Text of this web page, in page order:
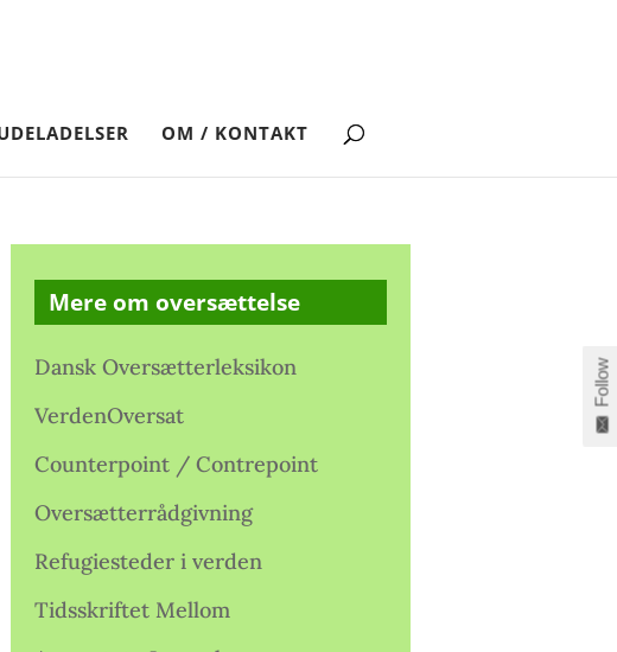
OM / KONTAKT
Mere om oversættelse
Dansk Oversætterleksikon
VerdenOversat
Counterpoint / Contrepoint
Oversætterrådgivning
Refugiesteder i verden
Tidsskriftet Mellom
Follow